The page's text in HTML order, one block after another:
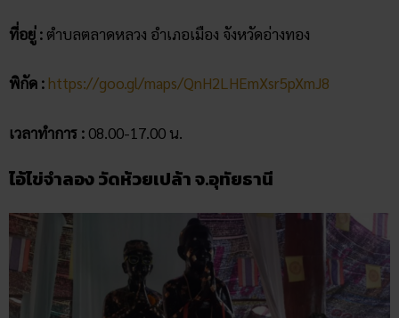
ที่อยู่ : ตำบลตลาดหลวง อำเภอเมือง จังหวัดอ่างทอง
พิกัด : https://goo.gl/maps/QnH2LHEmXsr5pXmJ8
เวลาทำการ : 08.00-17.00 น.
ไอ้ไข่จำลอง วัดห้วยเปล้า จ.อุทัยธานี